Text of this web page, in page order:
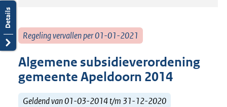
Regeling vervallen per 01-01-2021
Algemene subsidieverordening
gemeente Apeldoorn 2014
Geldend van 01-03-2014 t/m 31-12-2020